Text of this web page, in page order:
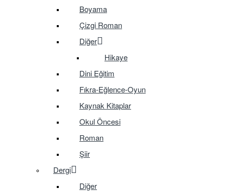
Boyama
Çizgi Roman
Diğer
Hikaye
Dini Eğitim
Fıkra-Eğlence-Oyun
Kaynak Kitaplar
Okul Öncesi
Roman
Şiir
Dergi
Diğer